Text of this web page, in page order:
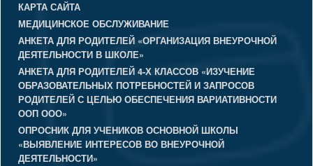
КАРТА САЙТА
МЕДИЦИНСКОЕ ОБСЛУЖИВАНИЕ
АНКЕТА ДЛЯ РОДИТЕЛЕЙ «ОРГАНИЗАЦИЯ ВНЕУРОЧНОЙ
ДЕЯТЕЛЬНОСТИ В ШКОЛЕ»
АНКЕТА ДЛЯ РОДИТЕЛЕЙ 4-Х КЛАССОВ «ИЗУЧЕНИЕ
ОБРАЗОВАТЕЛЬНЫХ ПОТРЕБНОСТЕЙ И ЗАПРОСОВ
РОДИТЕЛЕЙ С ЦЕЛЬЮ ОБЕСПЕЧЕНИЯ ВАРИАТИВНОСТИ
ООП ООО»
ОПРОСНИК ДЛЯ УЧЕНИКОВ ОСНОВНОЙ ШКОЛЫ
«ВЫЯВЛЕНИЕ ИНТЕРЕСОВ ВО ВНЕУРОЧНОЙ
ДЕЯТЕЛЬНОСТИ»